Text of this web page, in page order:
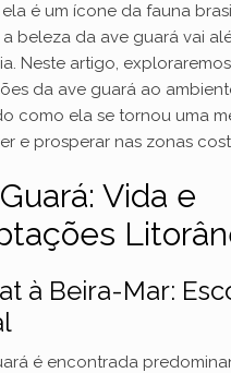
ela é um ícone da fauna
beleza da ave guará vai
Neste artigo,
da ave guará ao
como ela se tornou uma
e prosperar nas zonas
Vida e
à Beira-Mar:
é encontrada